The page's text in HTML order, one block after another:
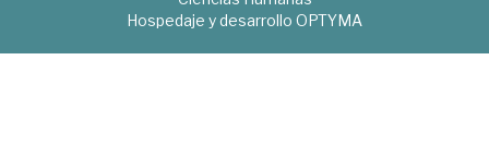
Hospedaje y desarrollo OPTYMA